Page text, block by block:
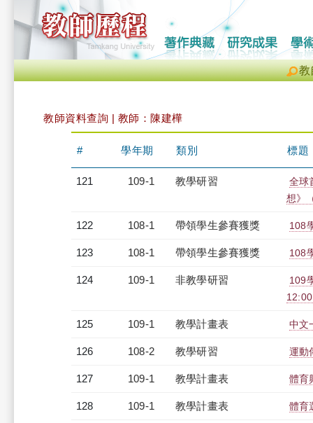
教
教師資料查詢 | 教師：陳建樺
# 學年期 類別 標題
121 109-1 教學研習
全球
想》
122 108-1 帶領學生參賽獲獎 108
123 108-1 帶領學生參賽獲獎 108
124 109-1 非教學研習
109
125 109-1 教學計畫表 中文
126 108-2 教學研習 運動
127 109-1 教學計畫表 體育
128 109-1 教學計畫表 體育